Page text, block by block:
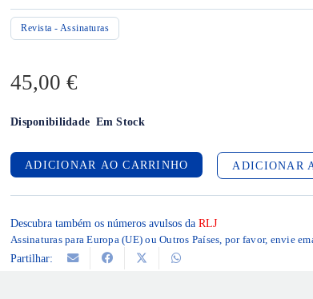
Revista - Assinaturas
45,00 €
Disponibilidade Em Stock
ADICIONAR AO CARRINHO ADICIONAR
Descubra também os números avulsos da RLJ
Assinaturas para Europa (UE) ou Outros Países, por favor, envie
Partilhar: